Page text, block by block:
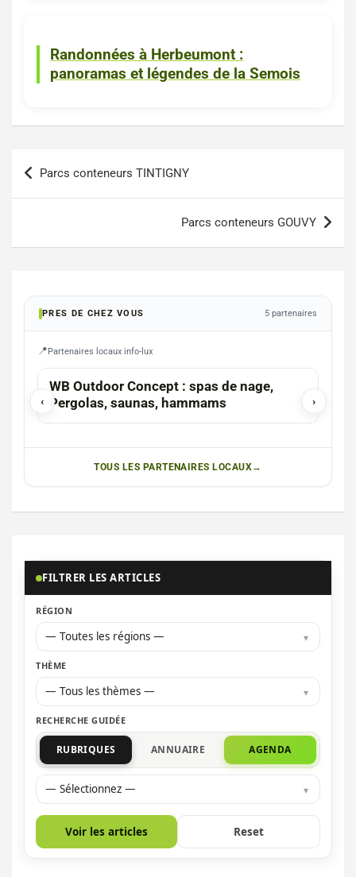
Randonnées à Herbeumont :
panoramas et légendes de la Semois
Navigation
de
Parcs conteneurs TINTIGNY
Parcs conteneurs GOUVY
PRES DE CHEZ VOUS 5 partenaires
Partenaires locaux info-lux
‹ ›
HABAY-LA-NEUVE
WB Outdoor Concept : spas de nage,
Pergolas, saunas, hammams
TOUS LES PARTENAIRES LOCAUX
FILTRER LES ARTICLES
RÉGION
— Toutes les régions —
THÈME
— Tous les thèmes —
RECHERCHE GUIDÉE
RUBRIQUES ANNUAIRE AGENDA
— Sélectionnez —
Voir les articles Reset